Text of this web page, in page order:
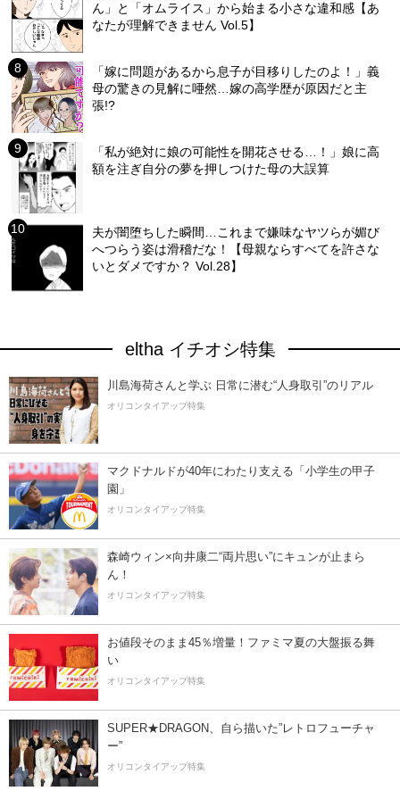
ん」と「オムライス」から始まる小さな違和感【あ
なたが理解できません Vol.5】
「嫁に問題があるから息子が目移りしたのよ！」義
母の驚きの見解に唖然…嫁の高学歴が原因だと主
張!?
「私が絶対に娘の可能性を開花させる…！」娘に高
額を注ぎ自分の夢を押しつけた母の大誤算
夫が闇堕ちした瞬間…これまで嫌味なヤツらが媚び
へつらう姿は滑稽だな！【母親ならすべてを許さな
いとダメですか？ Vol.28】
eltha イチオシ特集
川島海荷さんと学ぶ 日常に潜む“人身取引”のリアル
オリコンタイアップ特集
マクドナルドが40年にわたり支える「小学生の甲子
園」
オリコンタイアップ特集
森崎ウィン×向井康二“両片思い”にキュンが止まら
ん！
オリコンタイアップ特集
お値段そのまま45％増量！ファミマ夏の大盤振る舞
い
オリコンタイアップ特集
SUPER★DRAGON、自ら描いた”レトロフューチャ
ー”
オリコンタイアップ特集